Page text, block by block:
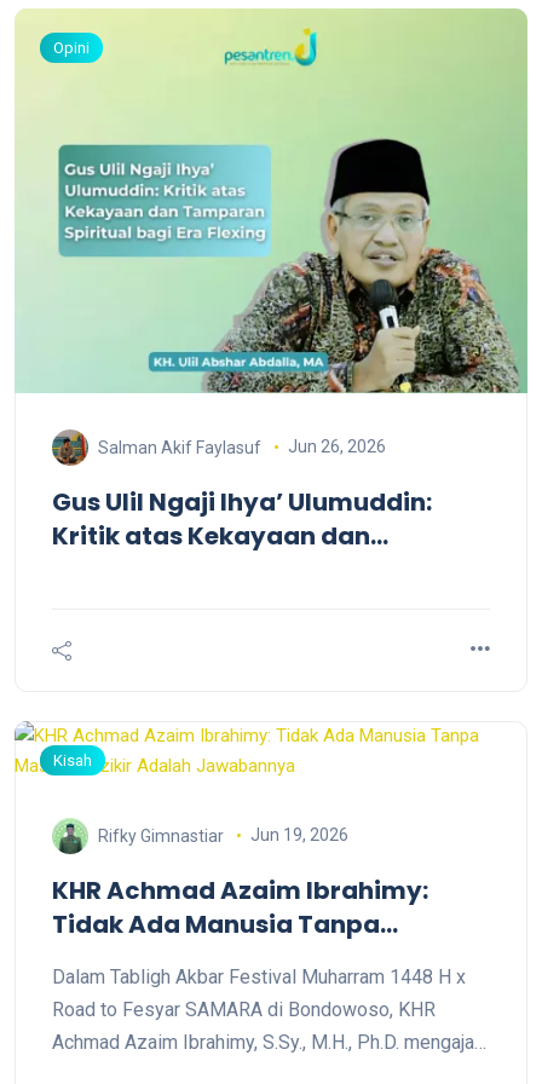
Opini
Salman Akif Faylasuf Jun 26, 2026
Gus Ulil Ngaji Ihya’ Ulumuddin:
Kritik atas Kekayaan dan
Kisah
Rifky Gimnastiar Jun 19, 2026
KHR Achmad Azaim Ibrahimy:
Tidak Ada Manusia Tanpa
Jawabannya
Dalam Tabligh Akbar Festival Muharram 1448 H x
Road to Fesyar SAMARA di Bondowoso, KHR
Achmad Azaim Ibrahimy, S.Sy., M.H., Ph.D. mengajak